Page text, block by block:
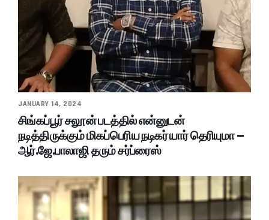
JANUARY 14, 2024
சிங்கப்பூர் சலூன் படத்தில் என்னுடன்
நடித்திருக்கும் மிகப்பெரிய நடிகர் யார் தெரியுமா –
ஆர்.ஜே.பாலாஜி தரும் சர்ப்ரைஸ்